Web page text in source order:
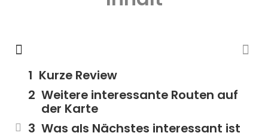
Kurze Review
Weitere interessante Routen auf
der Karte
Was als Nächstes interessant ist